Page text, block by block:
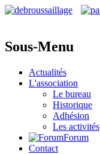
Sous-Menu
Actualités
L'association
Le bureau
Historique
Adhésion
Les activités
Forum
Contact